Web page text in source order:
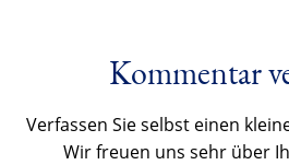
Kommentar
Verfassen Sie selbst einen
Wir freuen uns sehr über